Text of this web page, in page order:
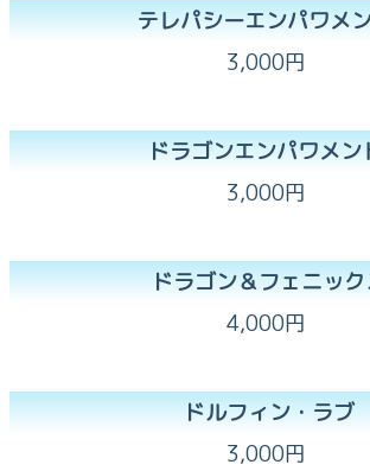
テレパシーエンパワメ
3,000円
ドラゴンエンパワメン
3,000円
ドラゴン＆フェニック
4,000円
ドルフィン・ラブ
3,000円